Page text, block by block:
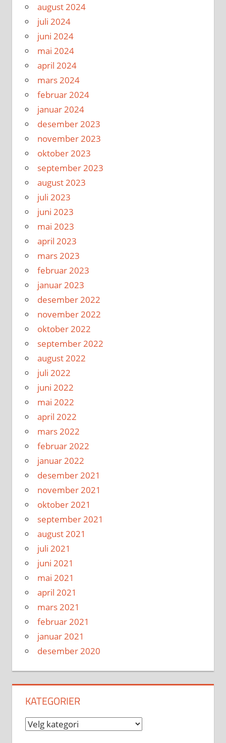
august 2024
juli 2024
juni 2024
mai 2024
april 2024
mars 2024
februar 2024
januar 2024
desember 2023
november 2023
oktober 2023
september 2023
august 2023
juli 2023
juni 2023
mai 2023
april 2023
mars 2023
februar 2023
januar 2023
desember 2022
november 2022
oktober 2022
september 2022
august 2022
juli 2022
juni 2022
mai 2022
april 2022
mars 2022
februar 2022
januar 2022
desember 2021
november 2021
oktober 2021
september 2021
august 2021
juli 2021
juni 2021
mai 2021
april 2021
mars 2021
februar 2021
januar 2021
desember 2020
KATEGORIER
Kategorier